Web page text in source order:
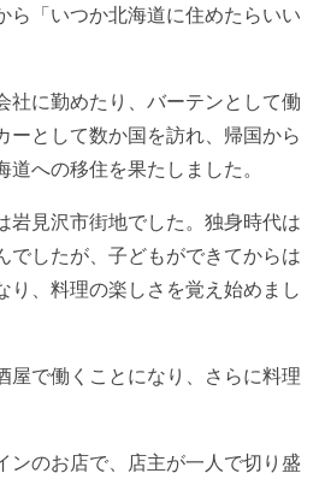
ら「いつか北海道に住めたらいい
社に勤めたり、バーテンとして働
ーとして数か国を訪れ、帰国から
への移住を果たしました。
岩見沢市街地でした。独身時代は
でしたが、子どもができてからは
り、料理の楽しさを覚え始めまし
屋で働くことになり、さらに料理
ンのお店で、店主が一人で切り盛